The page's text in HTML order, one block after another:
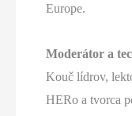
Europe.
Moderátor a
Kouč lídrov,
HERo a tvorca